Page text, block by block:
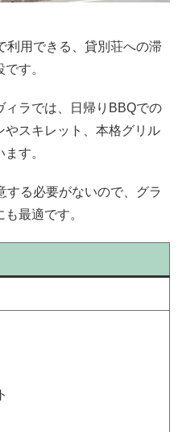
利用できる、貸別荘への滞
す。
ィラでは、日帰りBBQでの
スキレット、本格グリル
す。
する必要がないので、グラ
最適です。